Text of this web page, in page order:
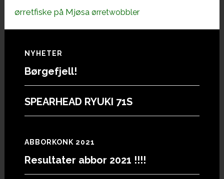
ørretfiske på Mjøsa ørretwobbler
Footer
NYHETER
Børgefjell!
SPEARHEAD RYUKI 71S
ABBORKONK 2021
Resultater abbor 2021 !!!!